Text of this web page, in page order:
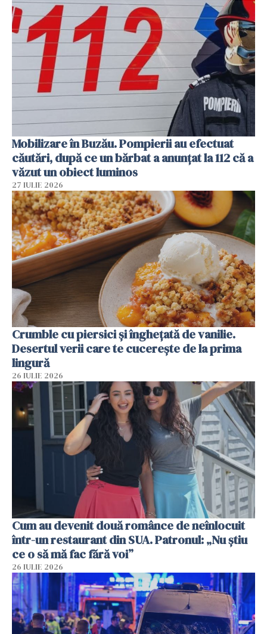
Mobilizare în Buzău. Pompierii au efectuat
căutări, după ce un bărbat a anunțat la 112 că a
văzut un obiect luminos
27 IULIE 2026
Crumble cu piersici și înghețată de vanilie.
Desertul verii care te cucerește de la prima
lingură
26 IULIE 2026
Cum au devenit două românce de neînlocuit
într-un restaurant din SUA. Patronul: „Nu știu
ce o să mă fac fără voi”
26 IULIE 2026